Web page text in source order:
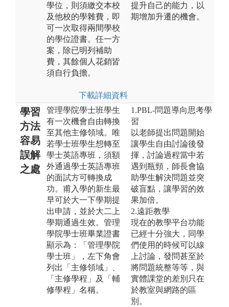
學位，則須繳交本校
及他校的學雜費，即
可一次取得兩間學校
的學位證書。任一方
案，除已明列補助
費，其餘個人花銷皆
須自行負擔。
下載詳細資料
提升自己的能力，以
期增加升遷的機會。
學習
方法
容易
誤解
之處
管理學院學士班學生
有一次機會自由轉換
至其他主修領域。唯
若學士班學生想轉至
學士英語專班，須額
外通過學士英語專班
的面試方可轉換成
功。甫入學的新生最
早可於大一下學期提
出申請，並於大二上
學期通過生效。管理
學院學士班畢業證書
顯示為：「管理學院
學士班」，左下角會
列出「主修領域」、
「主修學程」及「輔
修學程」名稱。
1.PBL-問題導向思考學
習
以老師提出問題開始
讓學生自由討論後發
揮，討論過程當中若
遇到瓶頸，師長會協
助學生解決問題並突
破盲點，讓學習的效
果加倍。
2.遠距教學
現在的教學平台功能
已經十分強大，同學
們使用的時候可以線
上討論，發問甚至於
將問題統整等等，與
實體課堂的差別只在
於教室與網路的區
別。